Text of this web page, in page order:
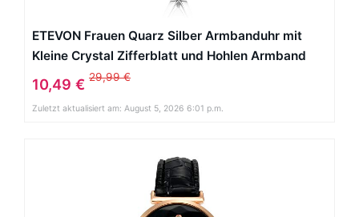
ETEVON Frauen Quarz Silber Armbanduhr mit
Kleine Crystal Zifferblatt und Hohlen Armband
Wasserdicht Lässig Einfache Verkleiden
Armbanduhren für Damen
10,49 € 29,99 €
Zuletzt aktualisiert am: August 5, 2026 6:01 p.m.